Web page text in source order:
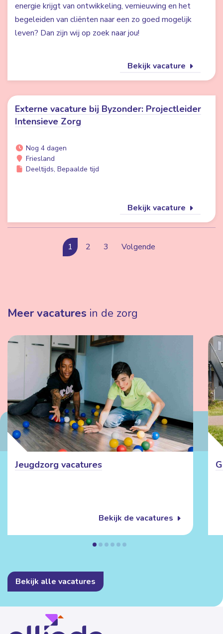
energie krijgt van ontwikkeling, vernieuwing en het
begeleiden van cliënten naar een zo goed mogelijk
leven? Dan zijn wij op zoek naar jou!
Bekijk vacature
Externe vacature bij Byzonder: Projectleider
Intensieve Zorg
Nog 4 dagen
Friesland
Deeltijds, Bepaalde tijd
Bekijk vacature
1 2 3 Volgende
Meer vacatures in de zorg
Jeugdzorg vacatures
Bekijk de vacatures
Bekijk alle vacatures